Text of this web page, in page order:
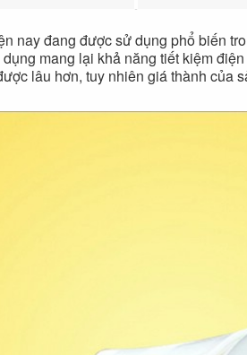
nay đang được sử dụng phổ biến
mang lại khả năng tiết kiệm
lâu hơn, tuy nhiên giá thành của